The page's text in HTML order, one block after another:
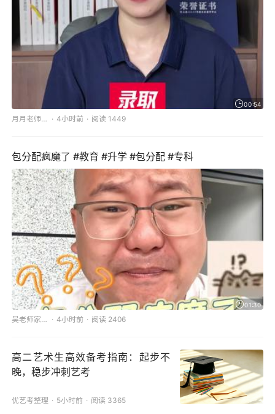
00:54
月月老师讲升学 4小时前 阅读 1449
包分配疯魔了 #教育 #升学 #包分配 #专科
01:30
吴老师家长圈 4小时前 阅读 2406
高二艺术生高效备考指南：起步不
晚，稳步冲刺艺考
优艺考整理 5小时前 阅读 3365